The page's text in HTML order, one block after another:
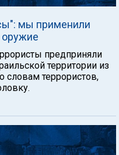
мы применили
оружие
предприняли
территории из
словам террористов,